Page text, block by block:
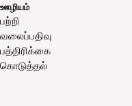
ஊழியம்
பற்றி
வலைப்பதிவு
பத்திரிக்கை
கொடுத்தல்